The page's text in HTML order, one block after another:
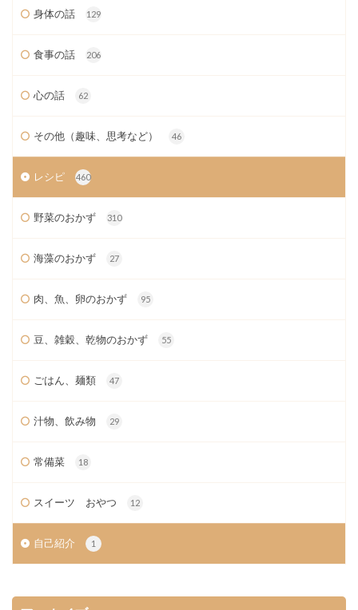
身体の話 129
食事の話 206
心の話 62
その他（趣味、思考など） 46
レシピ 460
野菜のおかず 310
海藻のおかず 27
肉、魚、卵のおかず 95
豆、雑穀、乾物のおかず 55
ごはん、麺類 47
汁物、飲み物 29
常備菜 18
スイーツ おやつ 12
自己紹介 1